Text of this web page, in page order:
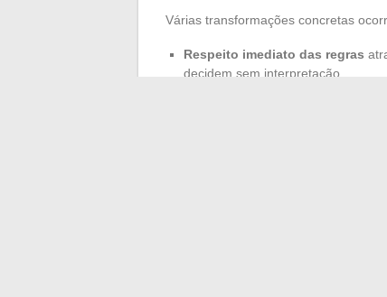
Várias transformações concretas
Respeito imediato das regras
decidem sem interpretação.